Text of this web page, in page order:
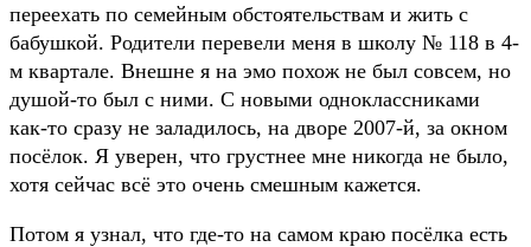
переехать по семейным обстоятельствам и жить с
бабушкой. Родители перевели меня в школу № 118 в 4-
м квартале. Внешне я на эмо похож не был совсем, но
душой-то был с ними. С новыми одноклассниками
как-то сразу не заладилось, на дворе 2007-й, за окном
посёлок. Я уверен, что грустнее мне никогда не было,
хотя сейчас всё это очень смешным кажется.
Потом я узнал, что где-то на самом краю посёлка есть